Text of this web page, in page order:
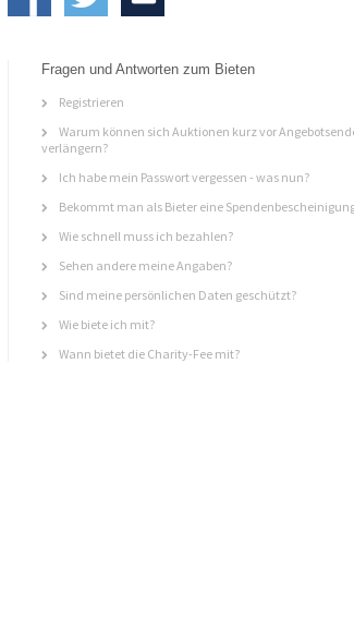
Fragen und Antworten zum Bieten
Registrieren
Warum können sich Auktionen kurz vor
verlängern?
Ich habe mein Passwort vergessen - was nun?
Bekommt man als Bieter eine
Wie schnell muss ich bezahlen?
Sehen andere meine Angaben?
Sind meine persönlichen Daten geschützt?
Wie biete ich mit?
Wann bietet die Charity-Fee mit?